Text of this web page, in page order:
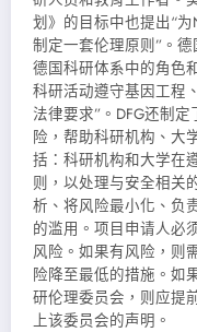
划》的目标中也提出“
制定一套伦理原则”。
德国科研体系中的角色
科研活动遵守基因工程
法律要求”。DFG还制
险，帮助科研机构、大
括：科研机构和大学在
则，以处理与安全相关
析、将风险最小化、负
的滥用。项目申请人必
风险。如果有风险，则
险降至最低的措施。如
研伦理委员会，则应提
上该委员会的声明。